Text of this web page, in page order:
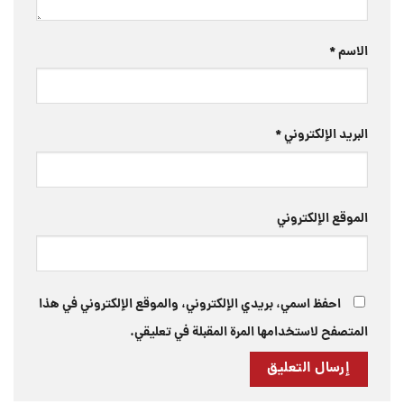
الاسم*
البريد الإلكتروني*
الموقع الإلكتروني
احفظ اسمي، بريدي الإلكتروني، والموقع الإلكتروني في هذا
المتصفح لاستخدامها المرة المقبلة في تعليقي.